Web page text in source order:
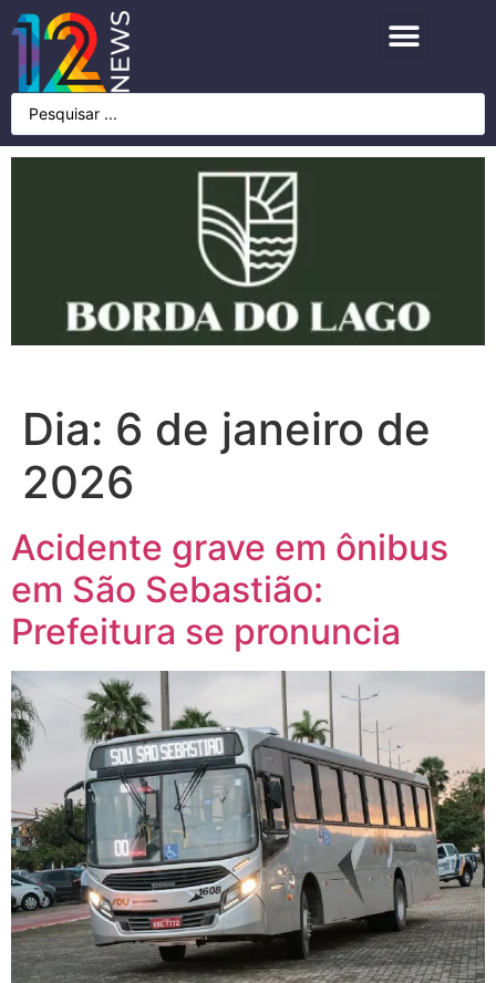
Dia: 6 de janeiro de
2026
Acidente grave em ônibus
em São Sebastião:
Prefeitura se pronuncia